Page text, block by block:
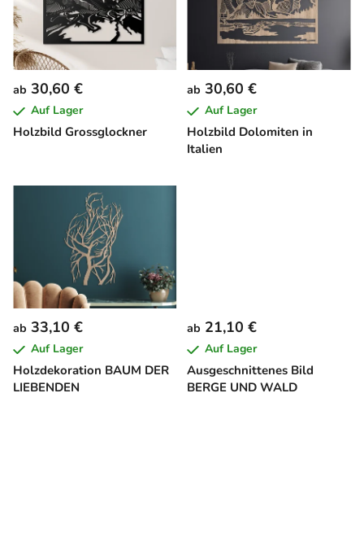
t
e
d
e
r
P
r
d
e
Holzbild Grossglockner
ab 30,60 €
Auf Lager
Holzbild Dolomiten in
Italien
ab 30,60 €
Auf Lager
Holzdekoration BAUM DER
LIEBENDEN
ab 33,10 €
Auf Lager
Ausgeschnittenes Bild
BERGE UND WALD
ab 21,10 €
Auf Lager